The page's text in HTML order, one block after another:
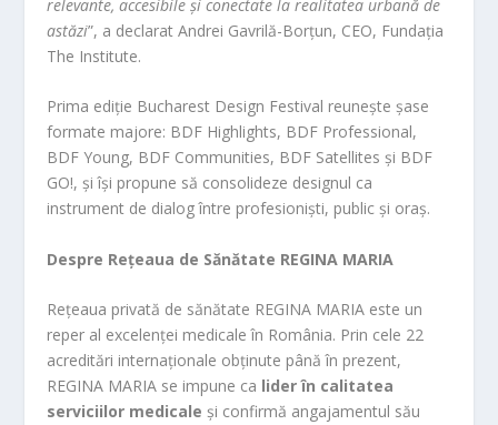
relevante, accesibile și conectate la realitatea urbană de
astăzi”, a declarat Andrei Gavrilă-Borțun, CEO, Fundația
The Institute.
Prima ediție Bucharest Design Festival reunește șase
formate majore: BDF Highlights, BDF Professional,
BDF Young, BDF Communities, BDF Satellites și BDF
GO!, și își propune să consolideze designul ca
instrument de dialog între profesioniști, public și oraș.
Despre Rețeaua de Sănătate REGINA MARIA
Rețeaua privată de sănătate REGINA MARIA este un
reper al excelenței medicale în România. Prin cele 22
acreditări internaționale obținute până în prezent,
REGINA MARIA se impune ca lider în calitatea
serviciilor medicale și confirmă angajamentul său